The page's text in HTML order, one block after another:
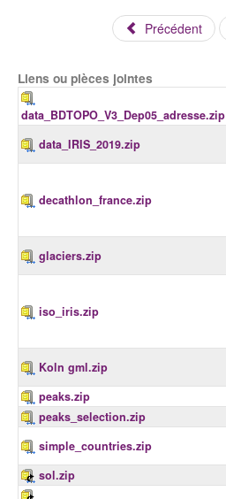
Précédent
Liens ou pièces jointes
data_BDTOPO_V3_Dep05_adresse.zip
data_IRIS_2019.zip
decathlon_france.zip
glaciers.zip
iso_iris.zip
Koln gml.zip
peaks.zip
peaks_selection.zip
simple_countries.zip
sol.zip